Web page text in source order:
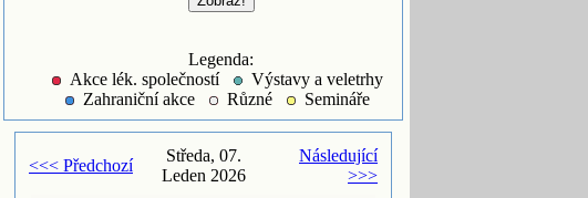
Legenda:
Akce lék. společností
Výstavy a veletrhy
Zahraniční akce
Různé Semináře
<<< Předchozí
Středa, 07.
Leden 2026
Následující
>>>